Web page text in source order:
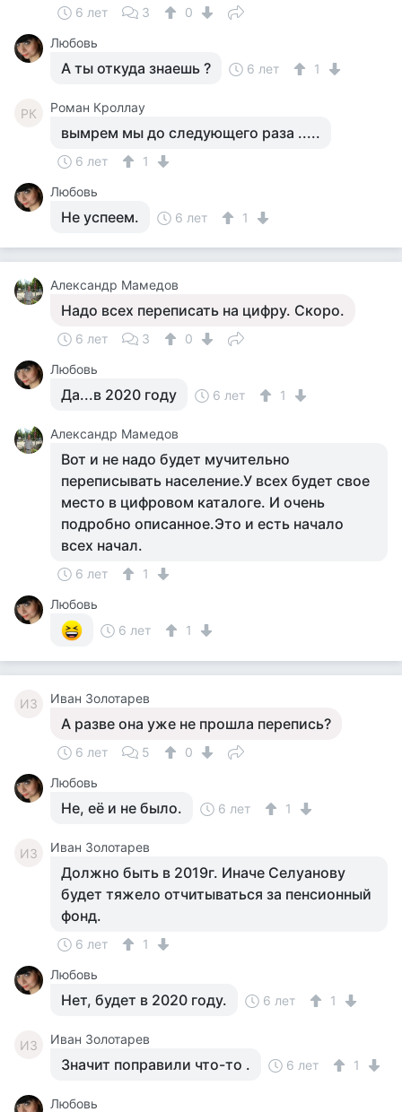
6 лет 3
0
Любовь
А ты откуда знаешь ? 6 лет 1
РК Роман Кроллау
вымрем мы до следующего раза .....
6 лет
1
Любовь
Не успеем. 6 лет 1
Александр Мамедов
Надо всех переписать на цифру. Скоро.
6 лет 3
0
Любовь
Да...в 2020 году 6 лет 1
Александр Мамедов
Вот и не надо будет мучительно
переписывать население.У всех будет свое
место в цифровом каталоге. И очень
подробно описанное.Это и есть начало
всех начал.
6 лет
1
Любовь
6 лет
1
ИЗ Иван Золотарев
А разве она уже не прошла перепись?
6 лет 5
0
Любовь
Не, её и не было. 6 лет 1
ИЗ Иван Золотарев
Должно быть в 2019г. Иначе Селуанову
будет тяжело отчитываться за пенсионный
фонд.
6 лет
1
Любовь
Нет, будет в 2020 году. 6 лет 1
ИЗ Иван Золотарев
Значит поправили что-то . 6 лет 1
Любовь